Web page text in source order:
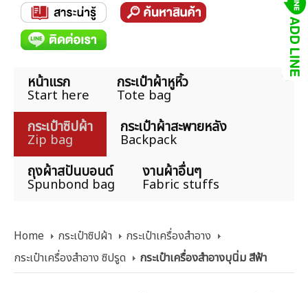
หน้าแรก
Start here
กระเป๋าผ้าหูหิ้ว
Tote bag
กระเป๋าซิปผ้า
Zip bag
กระเป๋าผ้าสะพายหลัง
Backpack
ถุงผ้าสปันบอนด์
Spunbond bag
งานผ้าอื่นๆ
Fabric stuffs
Home กระเป๋าซิปผ้า
กระเป๋าเครื่องสำอาง
กระเป๋าเครื่องสำอาง ซิปรูด
กระเป๋าเครื่องสำอางบุนิ่ม สีฟ้า